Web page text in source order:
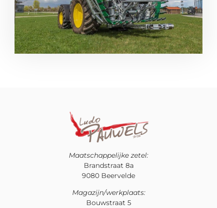
Maatschappelijke zetel:
Brandstraat 8a
9080 Beervelde
Magazijn/werkplaats:
Bouwstraat 5